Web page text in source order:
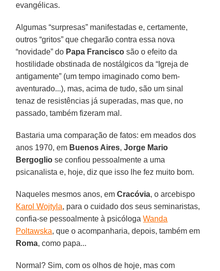
evangélicas.
Algumas “surpresas” manifestadas e, certamente,
outros “gritos” que chegarão contra essa nova
“novidade” do Papa Francisco são o efeito da
hostilidade obstinada de nostálgicos da “Igreja de
antigamente” (um tempo imaginado como bem-
aventurado...), mas, acima de tudo, são um sinal
tenaz de resistências já superadas, mas que, no
passado, também fizeram mal.
Bastaria uma comparação de fatos: em meados dos
anos 1970, em Buenos Aires,Jorge Mario
Bergoglio se confiou pessoalmente a uma
psicanalista e, hoje, diz que isso lhe fez muito bom.
Naqueles mesmos anos, emCracóvia, o arcebispo
Karol Wojtyla, para o cuidado dos seus seminaristas,
confia-se pessoalmente à psicólogaWanda
Poltawska, que o acompanharia, depois, também em
Roma, como papa...
Normal? Sim, com os olhos de hoje, mas com